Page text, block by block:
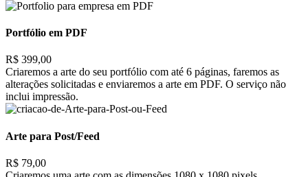
Portfólio em PDF
R$ 399,00
Criaremos a arte do seu portfólio com até 6 páginas, faremos as
alterações solicitadas e enviaremos a arte em PDF. O serviço não
inclui impressão.
Arte para Post/Feed
R$ 79,00